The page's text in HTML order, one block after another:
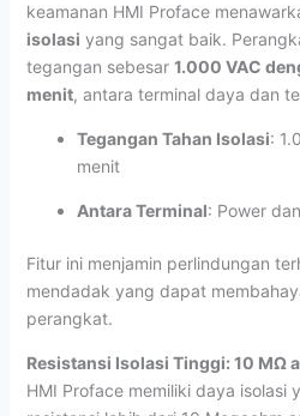
keamanan HMI Proface
isolasi yang sangat baik.
tegangan sebesar 1.000 VAC
menit, antara terminal daya dan
Tegangan Tahan Isolasi:
menit
Antara Terminal: Power
Fitur ini menjamin perlindungan
mendadak yang dapat
perangkat.
Resistansi Isolasi Tinggi: 10 MΩ
HMI Proface memiliki daya isolasi